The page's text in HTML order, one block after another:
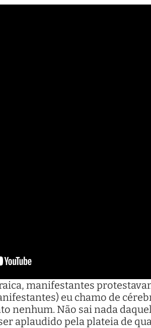
manifestantes
eu chamo de
nenhum. Não sai nada
aplaudido pela plateia de